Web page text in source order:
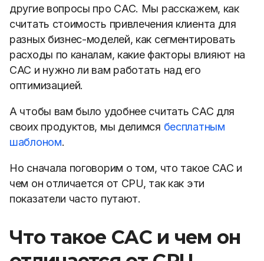
другие вопросы про CAC. Мы расскажем, как
считать стоимость привлечения клиента для
разных бизнес-моделей, как сегментировать
расходы по каналам, какие факторы влияют на
САС и нужно ли вам работать над его
оптимизацией.
А чтобы вам было удобнее считать САС для
своих продуктов, мы делимся бесплатным
шаблоном.
Но сначала поговорим о том, что такое САС и
чем он отличается от CPU, так как эти
показатели часто путают.
Что такое CAC и чем он